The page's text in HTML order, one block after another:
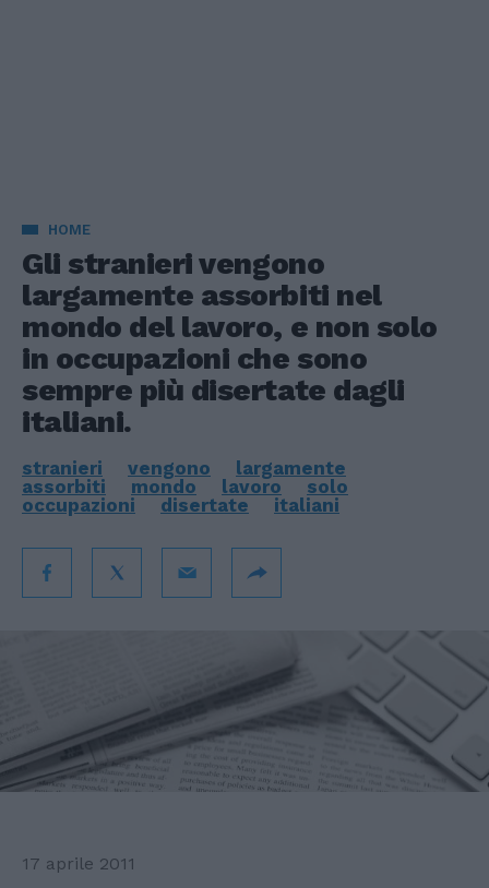
HOME
Gli stranieri vengono
largamente assorbiti nel
mondo del lavoro, e non solo
in occupazioni che sono
sempre più disertate dagli
italiani.
stranieri vengono
largamente
assorbiti
mondo lavoro
solo
occupazioni
disertate italiani
17 aprile 2011